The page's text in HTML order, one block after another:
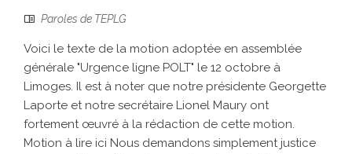
Paroles de TEPLG
Voici le texte de la motion adoptée en assemblée
générale "Urgence ligne POLT" le 12 octobre à
Limoges. Il est à noter que notre présidente Georgette
Laporte et notre secrétaire Lionel Maury ont
fortement œuvré à la rédaction de cette motion.
Motion à lire ici Nous demandons simplement justice